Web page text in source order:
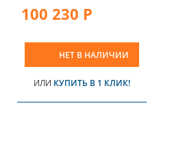
100 230 Р
НЕТ В НАЛИЧИИ
ИЛИ КУПИТЬ В 1 КЛИК!